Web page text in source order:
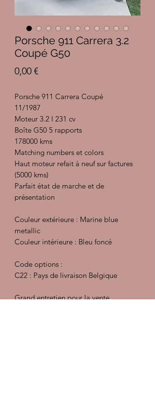
Porsche 911 Carrera 3.2
Coupé G50
0,00 €Prix
Porsche 911 Carrera Coupé
11/1987
Moteur 3.2 l 231 cv
Boîte G50 5 rapports
178000 kms
Matching numbers et colors
Haut moteur refait à neuf sur factures
(5000 kms)
Parfait état de marche et de
présentation
Couleur extérieure : Marine blue
metallic
Couleur intérieure : Bleu foncé
Code options :
C22 : Pays de livraison Belgique
Grand entretien pour la vente